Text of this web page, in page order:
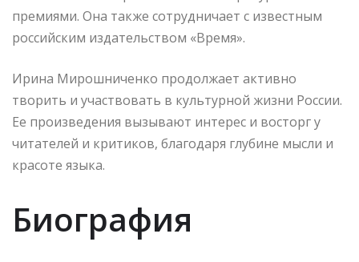
премиями. Она также сотрудничает с известным
российским издательством «Время».
Ирина Мирошниченко продолжает активно
творить и участвовать в культурной жизни России.
Ее произведения вызывают интерес и восторг у
читателей и критиков, благодаря глубине мысли и
красоте языка.
Биография